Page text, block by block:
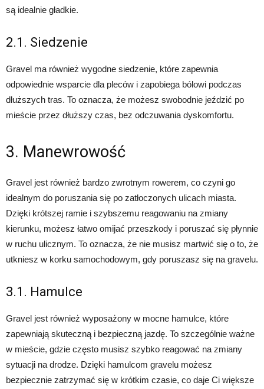
są idealnie gładkie.
2.1. Siedzenie
Gravel ma również wygodne siedzenie, które zapewnia
odpowiednie wsparcie dla pleców i zapobiega bólowi podczas
dłuższych tras. To oznacza, że możesz swobodnie jeździć po
mieście przez dłuższy czas, bez odczuwania dyskomfortu.
3. Manewrowość
Gravel jest również bardzo zwrotnym rowerem, co czyni go
idealnym do poruszania się po zatłoczonych ulicach miasta.
Dzięki krótszej ramie i szybszemu reagowaniu na zmiany
kierunku, możesz łatwo omijać przeszkody i poruszać się płynnie
w ruchu ulicznym. To oznacza, że nie musisz martwić się o to, że
utkniesz w korku samochodowym, gdy poruszasz się na gravelu.
3.1. Hamulce
Gravel jest również wyposażony w mocne hamulce, które
zapewniają skuteczną i bezpieczną jazdę. To szczególnie ważne
w mieście, gdzie często musisz szybko reagować na zmiany
sytuacji na drodze. Dzięki hamulcom gravelu możesz
bezpiecznie zatrzymać się w krótkim czasie, co daje Ci większe